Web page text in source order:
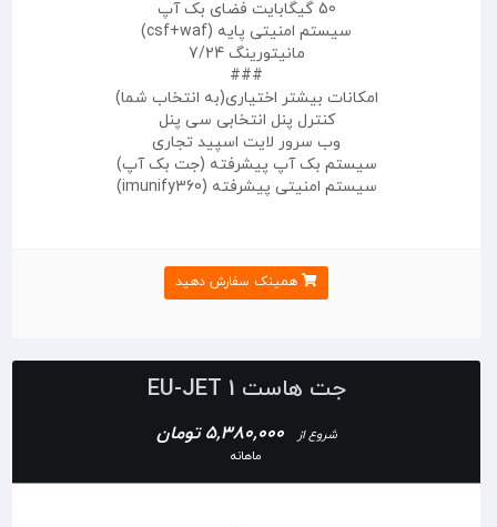
50 گیگابایت فضای بک آپ
سیستم امنیتی پایه (csf+waf)
مانیتورینگ 7/24
###
امکانات بیشتر اختیاری(به انتخاب شما)
کنترل پنل انتخابی سی پنل
وب سرور لایت اسپید تجاری
سیستم بک آپ پیشرفته (جت بک آپ)
سیستم امنیتی پیشرفته (imunify360)
همینک سفارش دهید
جت هاست EU-JET 1
شروع از 5,380,000 تومان
ماهانه